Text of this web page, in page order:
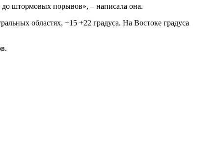
до штормовых порывов», – написала она.
областях, +15 +22 градуса. На Востоке градуса